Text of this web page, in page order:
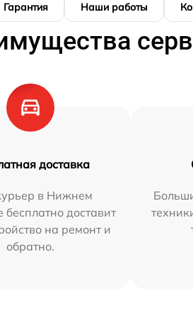
Гарантия Наши работы
доставка
в Нижнем
бесплатно доставит
на ремонт и
обратно.